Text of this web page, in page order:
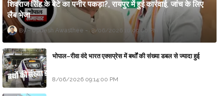
शिवराज सिंह के बेटे का पनीर पकड़ा?, रायपुर में हुई कार्रवाई, जांच के लिए
लैब भेजा
Updesh Awasthee 8/06/2026 10:09:00 PM
भोपाल–रीवा वंदे भारत एक्सप्रेस में बर्थों की संख्या डबल से ज्यादा हुई
8/06/2026 09:14:00 PM